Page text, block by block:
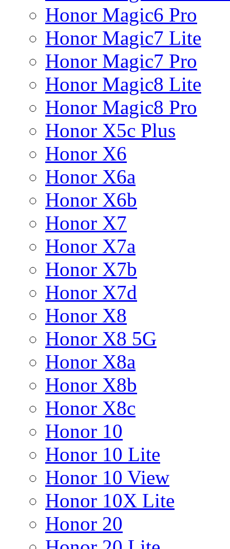
Honor Magic6 Pro
Honor Magic7 Lite
Honor Magic7 Pro
Honor Magic8 Lite
Honor Magic8 Pro
Honor X5c Plus
Honor X6
Honor X6a
Honor X6b
Honor X7
Honor X7a
Honor X7b
Honor X7d
Honor X8
Honor X8 5G
Honor X8a
Honor X8b
Honor X8c
Honor 10
Honor 10 Lite
Honor 10 View
Honor 10X Lite
Honor 20